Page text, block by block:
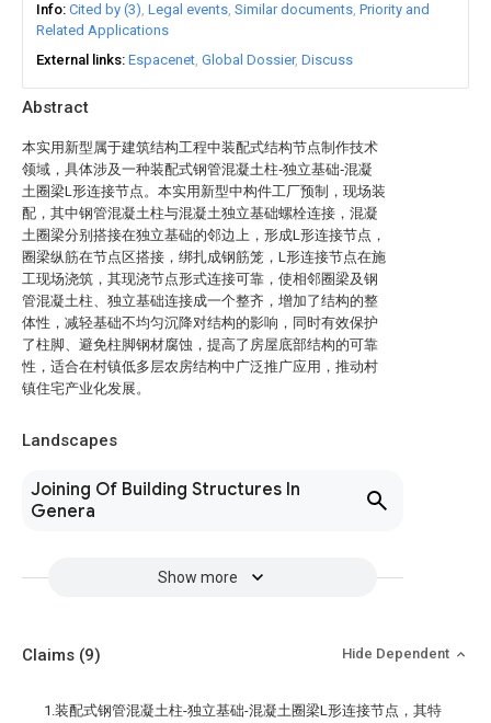
Abstract
本实用新型属于建筑结构工程中装配式结构节点制作技术
领域，具体涉及一种装配式钢管混凝土柱‑独立基础‑混凝
土圈梁L形连接节点。本实用新型中构件工厂预制，现场装
配，其中钢管混凝土柱与混凝土独立基础螺栓连接，混凝
土圈梁分别搭接在独立基础的邻边上，形成L形连接节点，
圈梁纵筋在节点区搭接，绑扎成钢筋笼，L形连接节点在施
工现场浇筑，其现浇节点形式连接可靠，使相邻圈梁及钢
管混凝土柱、独立基础连接成一个整齐，增加了结构的整
体性，减轻基础不均匀沉降对结构的影响，同时有效保护
了柱脚、避免柱脚钢材腐蚀，提高了房屋底部结构的可靠
性，适合在村镇低多层农房结构中广泛推广应用，推动村
镇住宅产业化发展。
Landscapes
Joining Of Building Structures In
Genera
Show more
Info Cited by (3) Legal events Similar documents Priority and
Related Applications
External links Espacenet Global Dossier Discuss
Claims (9) Hide Dependent
1.装配式钢管混凝土柱-独立基础-混凝土圈梁L形连接节点，其特